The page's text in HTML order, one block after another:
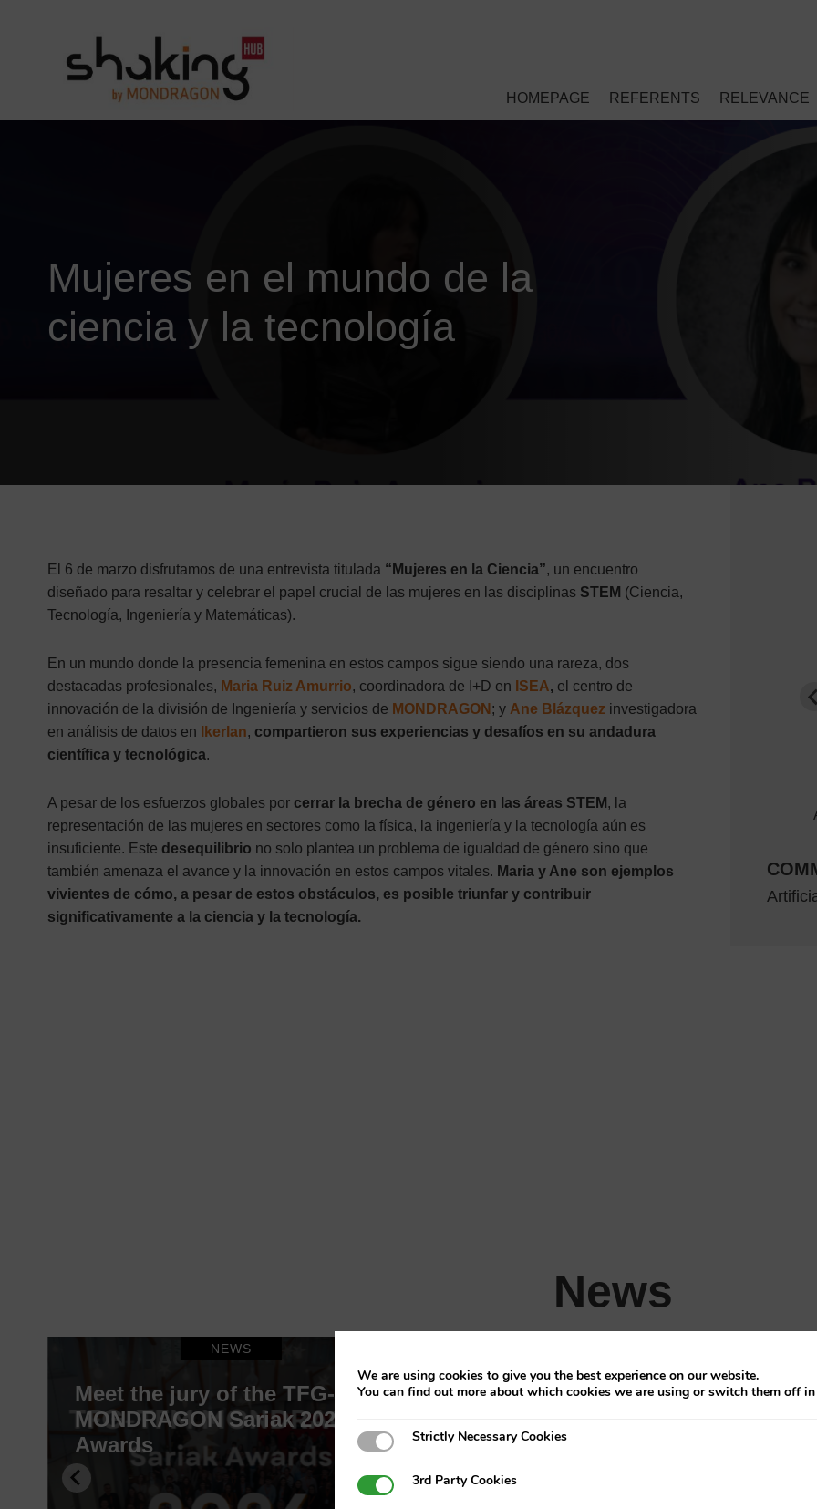
HOMEPAGE REFERENTS RELEVANCE
Mujeres en el mundo de la
ciencia y la tecnología
El 6 de marzo disfrutamos de una entrevista titulada “Mujeres en la Ciencia”, un encuentro
diseñado para resaltar y celebrar el papel crucial de las mujeres en las disciplinas STEM (Ciencia,
Tecnología, Ingeniería y Matemáticas).
En un mundo donde la presencia femenina en estos campos sigue siendo una rareza, dos
destacadas profesionales, Maria Ruiz Amurrio, coordinadora de I+D en ISEA, el centro de
innovación de la división de Ingeniería y servicios de MONDRAGON ; y Ane Blázquez investigadora
en análisis de datos en
Ikerlan, compartieron sus experiencias y desafíos en su andadura
científica y tecnológica.
A pesar de los esfuerzos globales por cerrar la brecha de género en las áreas STEM , la
representación de las mujeres en sectores como la física, la ingeniería y la tecnología aún es
insuficiente. Este desequilibrio no solo plantea un problema de igualdad de género sino que
también amenaza el avance y la innovación en estos campos vitales. Maria y Ane son ejemplos
vivientes de cómo, a pesar de estos obstáculos, es posible triunfar y contribuir
significativamente a la ciencia y la tecnología.
Artificial Intelligence and Data Analytics
News
NEWS
Meet the jury of the TFG-TFM
MONDRAGON Sariak 2026
Awards
IKERLAN y Laulagun
gemelo digital que anticipa
fallos en rodamientos de
aerogeneradores
We are using cookies to give you the best experience on our website.
You can find out more about which cookies we are using or switch them off in
Strictly Necessary Cookies
Strictly Necessary Cookies
3rd Party Cookies
3rd Party Cookies